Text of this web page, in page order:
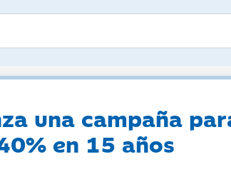
una campaña
en 15 años